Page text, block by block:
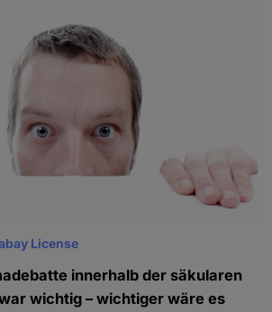
License
innerhalb der säkularen
wichtig – wichtiger wäre es